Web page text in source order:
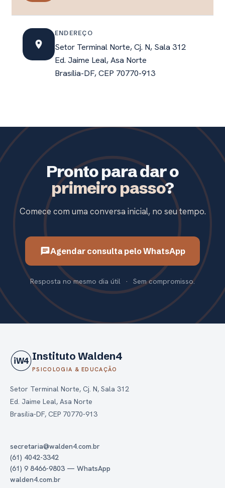
place
ENDEREÇO
Setor Terminal Norte, Cj. N, Sala 312
Ed. Jaime Leal, Asa Norte
Brasília-DF, CEP 70770-913
Pronto para dar o
primeiro passo?
Comece com uma conversa inicial, no seu tempo.
chatAgendar consulta pelo WhatsApp
Resposta no mesmo dia útil · Sem compromisso.
iW4 Instituto Walden4
PSICOLOGIA & EDUCAÇÃO
Setor Terminal Norte, Cj. N, Sala 312
Ed. Jaime Leal, Asa Norte
Brasília-DF, CEP 70770-913
secretaria@walden4.com.br
(61) 4042-3342
(61) 9 8466-9803 — WhatsApp
walden4.com.br